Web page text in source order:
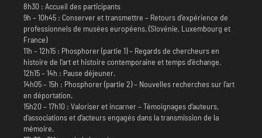
8h30 : Accueil des participants
9h – 10h45 : Conserver et transmettre – Retours d’expérience de
professionnels de musées européens. (Slovénie, Luxembourg et
France)
11h – 12h15 : Phosphorer (partie 1) – Regards de chercheurs en
histoire de l’art et histoire contemporaine et temps d’échange.
12h15 – 14h : Pause déjeuner.
14h05 – 15h : Phosphorer (partie 2) – Nouvelles recherches sur l’art
en déportation.
15h20 – 17h10 : Valoriser et incarner – Témoignages d’auteurs,
d’associations et d’acteurs engagés dans la transmission de la
mémoire.